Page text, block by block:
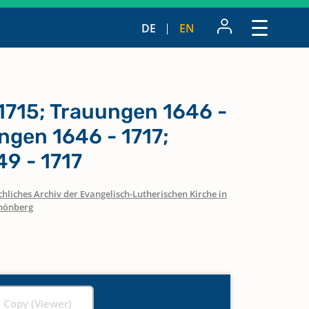
DE EN
Trauungen 1646 -
1646 - 1717;
- 1717
Archiv der Evangelisch-Lutherischen Kirche in
(Viewer)